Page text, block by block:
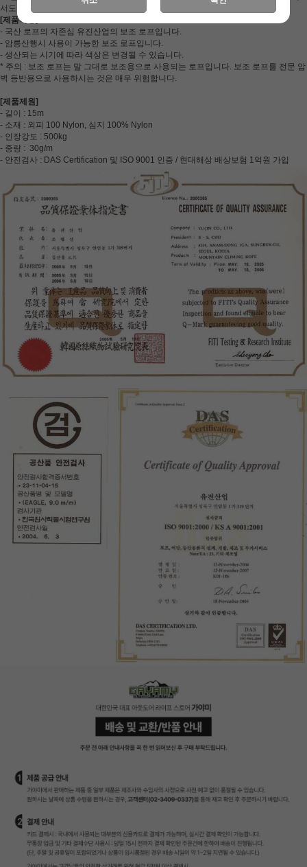
서도 꾸준한 사랑을 받아온 순수 국산 브랜드입니다.
[제품특징]
- 국산 로프의 자존심 유진산업의 보조 로프입니다.
- 암릉산행시 사용이 가능한 보조 로프입니다.
- 생산되는 시기에 따라 색상은 변경될 수 있습니다.
* 주의 : 보조 로프는 말 그대로 보조용으로 사용되는 로프입니다. 보조 로프를 전문 암
벽 등반용으로 사용하시는 것은 매우 위험합니다.
[제품제원]
- 길이 : 15m
- 소재 : 외피 100 Nylon, 심지 100% Nylon
- 인장강도 : 500kg
- 중량 : 30g/m
- 안전검사 : DAS Certification 및 ISO 9001 인증 / 현대해상 배상보험 1억원 가입